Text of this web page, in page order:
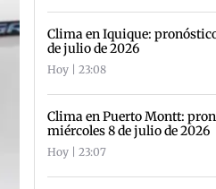
Clima en Iquique:
de julio de 2026
Hoy | 23:08
Clima en Puerto Montt:
miércoles 8 de julio de 2026
Hoy | 23:07